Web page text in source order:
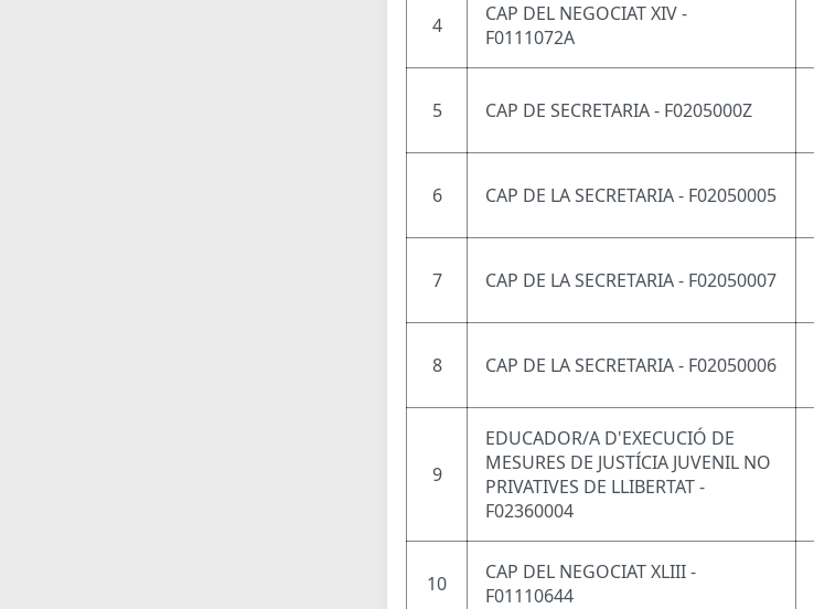
4
CAP DEL NEGOCIAT XIV -
F0111072A
5 CAP DE SECRETARIA - F0205000Z
6 CAP DE LA SECRETARIA - F02050005
7 CAP DE LA SECRETARIA - F02050007
8 CAP DE LA SECRETARIA - F02050006
9
EDUCADOR/A D'EXECUCIÓ DE
MESURES DE JUSTÍCIA JUVENIL NO
PRIVATIVES DE LLIBERTAT -
F02360004
10
CAP DEL NEGOCIAT XLIII -
F01110644